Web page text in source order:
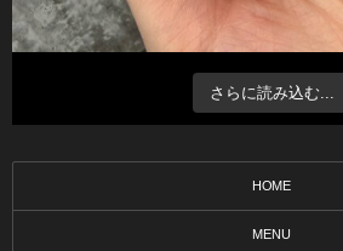
さらに読み込む...
HOME
MENU